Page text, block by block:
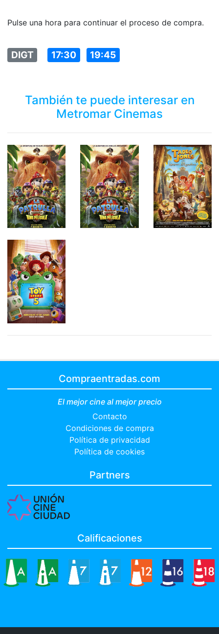
Pulse una hora para continuar el proceso de compra.
DIGT 17:30 19:45
También te puede interesar en
Metromar Cinemas
Compraentradas.com
El mejor cine al mejor precio
Contacto
Condiciones de compra
Política de privacidad
Política de cookies
Partners
Calificaciones